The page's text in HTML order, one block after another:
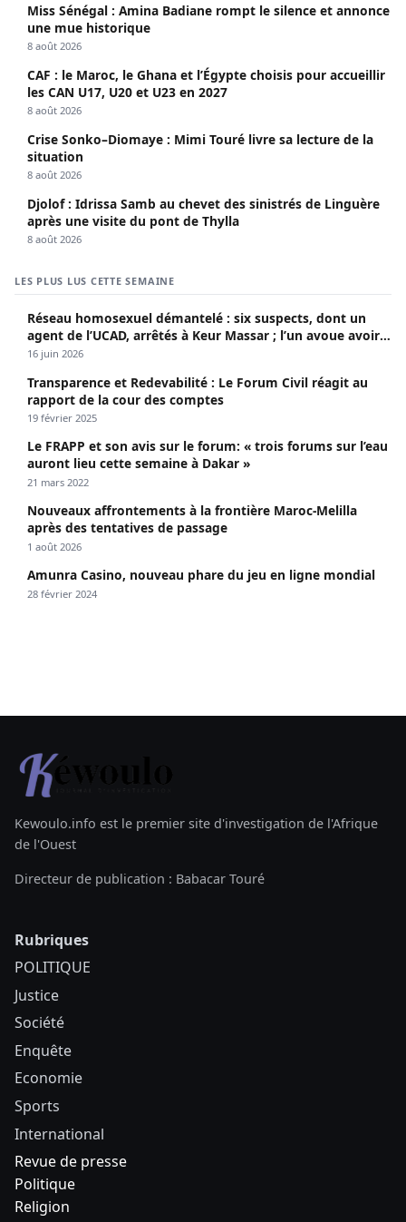
Miss Sénégal : Amina Badiane rompt le silence et annonce
une mue historique
8 août 2026
CAF : le Maroc, le Ghana et l’Égypte choisis pour accueillir
les CAN U17, U20 et U23 en 2027
8 août 2026
Crise Sonko–Diomaye : Mimi Touré livre sa lecture de la
situation
8 août 2026
Djolof : Idrissa Samb au chevet des sinistrés de Linguère
après une visite du pont de Thylla
8 août 2026
LES PLUS LUS CETTE SEMAINE
Réseau homosexuel démantelé : six suspects, dont un
agent de l’UCAD, arrêtés à Keur Massar ; l’un avoue avoir
propagé le VIH depuis 2018
16 juin 2026
Transparence et Redevabilité : Le Forum Civil réagit au
rapport de la cour des comptes
19 février 2025
Le FRAPP et son avis sur le forum: « trois forums sur l’eau
auront lieu cette semaine à Dakar »
21 mars 2022
Nouveaux affrontements à la frontière Maroc-Melilla
après des tentatives de passage
1 août 2026
Amunra Casino, nouveau phare du jeu en ligne mondial
28 février 2024
Kewoulo.info est le premier site d'investigation de l'Afrique
de l'Ouest
Directeur de publication : Babacar Touré
Rubriques
POLITIQUE
Justice
Société
Enquête
Economie
Sports
International
Revue de presse
Politique
Religion